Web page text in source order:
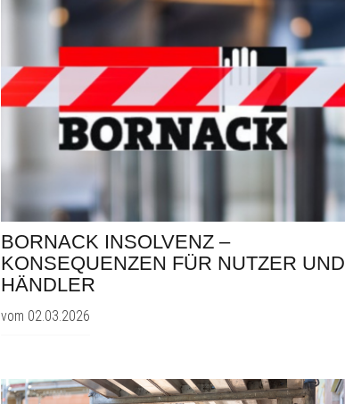
BORNACK INSOLVENZ –
KONSEQUENZEN FÜR NUTZER UND
HÄNDLER
vom 02.03.2026